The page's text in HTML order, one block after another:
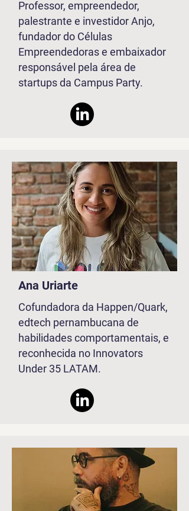
Professor, empreendedor,
palestrante e investidor Anjo,
fundador do Células
Empreendedoras e embaixador
responsável pela área de
startups da Campus Party.
Ana Uriarte
Cofundadora da Happen/Quark,
edtech pernambucana de
habilidades comportamentais, e
reconhecida no Innovators
Under 35 LATAM.